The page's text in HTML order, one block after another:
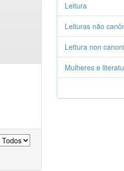
Leitura
Leituras não
Lettura non
Mulheres e